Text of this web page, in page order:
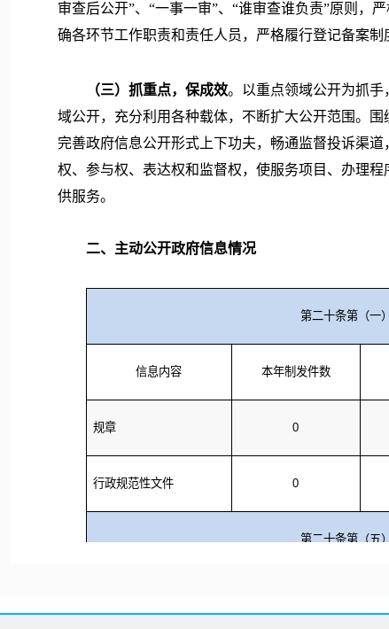
审查后公开”、“一事一审”、“谁审查谁负责”原则，
确各环节工作职责和责任人员，严格履行登记备案制
（三）抓重点，保成效。 以重点领域公开为抓
域公开，充分利用各种载体，不断扩大公开范围。
完善政府信息公开形式上下功夫，畅通监督投诉渠
权、参与权、表达权和监督权，使服务项目、办理
供服务。
二、主动公开政府信息情况
第二十条第（一
信息内容 本年制发件数
规章 0
行政规范性文件 0
第二十条第（五